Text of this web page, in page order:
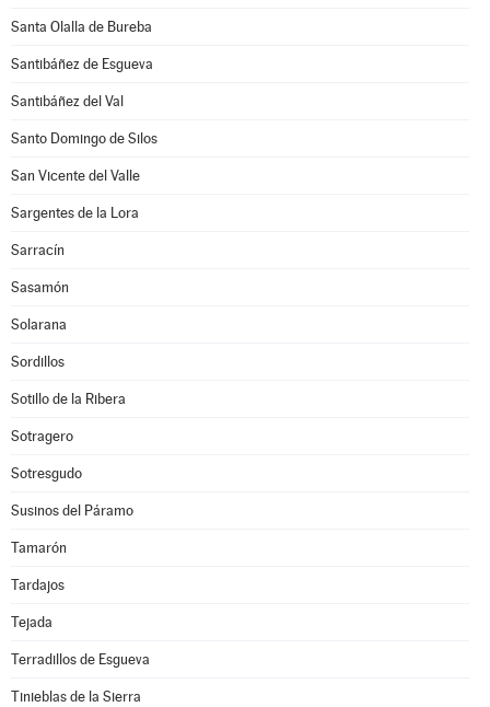
Santa Olalla de Bureba
Santibáñez de Esgueva
Santibáñez del Val
Santo Domingo de Silos
San Vicente del Valle
Sargentes de la Lora
Sarracín
Sasamón
Solarana
Sordillos
Sotillo de la Ribera
Sotragero
Sotresgudo
Susinos del Páramo
Tamarón
Tardajos
Tejada
Terradillos de Esgueva
Tinieblas de la Sierra